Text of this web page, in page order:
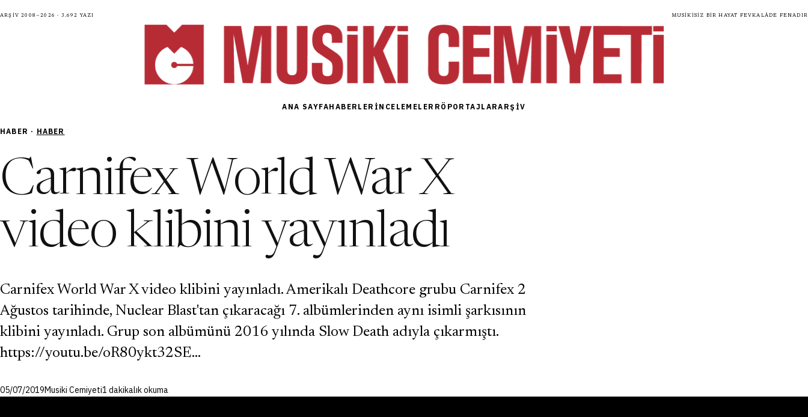
Arşiv 2008—2026 · 3.692 yazı Musikisiz bir hayat fevkalâde fenadır
ANA SAYFAHABERLER İNCELEMELER RÖPORTAJLARARŞIV
HABER · HABER
Carnifex World War X
video klibini yayınladı
Carnifex World War X video klibini yayınladı. Amerikalı Deathcore grubu Carnifex 2
Ağustos tarihinde, Nuclear Blast'tan çıkaracağı 7. albümlerinden aynı isimli şarkısının
klibini yayınladı. Grup son albümünü 2016 yılında Slow Death adıyla çıkarmıştı.
https://youtu.be/oR80ykt32SE…
05/07/2019Musiki Cemiyeti1 dakikalık okuma